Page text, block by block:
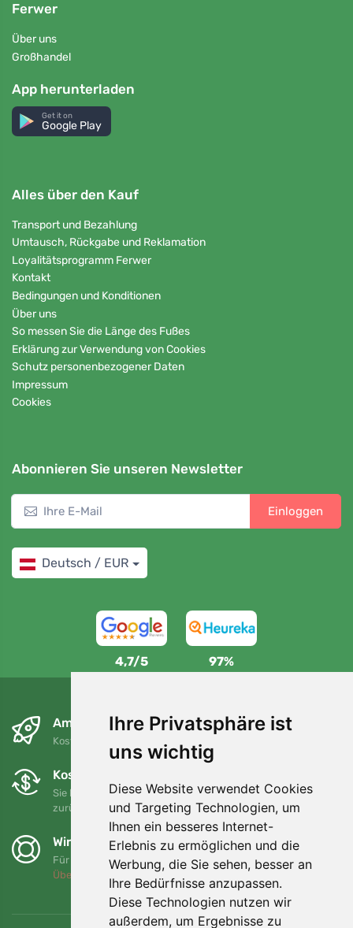
Ihre Privatsphäre ist
uns wichtig
Diese Website verwendet Cookies
und Targeting Technologien, um
Ihnen ein besseres Internet-
Erlebnis zu ermöglichen und die
Werbung, die Sie sehen, besser an
Ihre Bedürfnisse anzupassen.
Diese Technologien nutzen wir
außerdem, um Ergebnisse zu
Ferwer
Über uns
Großhandel
App herunterladen
Get it on
Google Play
Alles über den Kauf
Transport und Bezahlung
Umtausch, Rückgabe und Reklamation
Loyalitätsprogramm Ferwer
Kontakt
Bedingungen und Konditionen
Über uns
So messen Sie die Länge des Fußes
Erklärung zur Verwendung von Cookies
Schutz personenbezogener Daten
Impressum
Cookies
Abonnieren Sie unseren Newsletter
Einloggen
Deutsch / EUR
4,7/5 97%
Am nächsten Tag und kostenlos
Kostenloser Versand für Bestellungen über 80 EUR
Kostenloser Umtausch und Rückgabe
Sie können Ihre Bestellung jederzeit innerhalb von 90 Tagen
zurückgeben oder umtauschen.
Wir unterstützen Trees.org
Für jede Bestellung pflanzen wir einen Baum! Mehr lesen
Über uns